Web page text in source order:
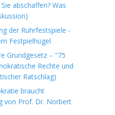
abschaffen? Was
der Ruhrfestspiele -
Festpielhügel
Grundgesetz – "75
Rechte und
Ratschlag)
braucht
von Prof. Dr. Norbert